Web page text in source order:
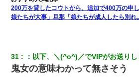
男だけどリベンジポノレノの被害者にな
父が他界→父のフリン相手『どうか相続
ことは謝ります。ごめんなさい…』私「
って知ってるの？」相手『 』結果→
200万を貸したコウトから、追加で400万の申
娘たちが大事」旦那「娘たちが成人したら別れ
31 ： 以下、＼(^o^)／でVIPがお送りし
鬼女の意味わかって無さそう